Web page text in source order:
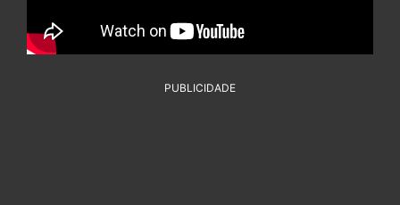
PUBLICIDADE